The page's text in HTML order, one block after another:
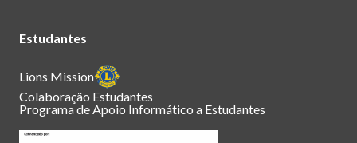
Estudantes
Lions Mission
Colaboração Estudantes
Programa de Apoio Informático a Estudantes